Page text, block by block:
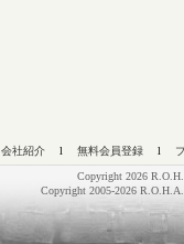
会社紹介 l 無料会員登録 l
Copyright 2026
Copyright 2005-2026